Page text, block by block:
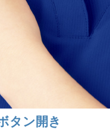
タン開き